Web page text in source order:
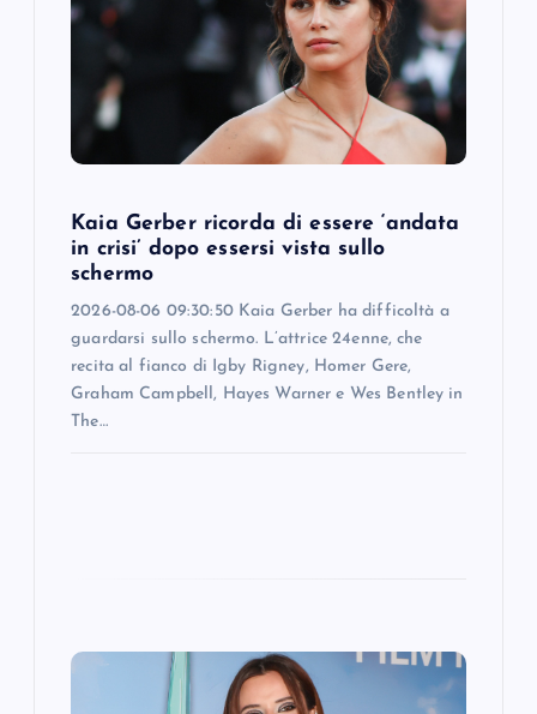
Kaia Gerber ricorda di essere ‘andata
in crisi’ dopo essersi vista sullo
schermo
2026-08-06 09:30:50 Kaia Gerber ha difficoltà a
guardarsi sullo schermo. L’attrice 24enne, che
recita al fianco di Igby Rigney, Homer Gere,
Graham Campbell, Hayes Warner e Wes Bentley in
The…